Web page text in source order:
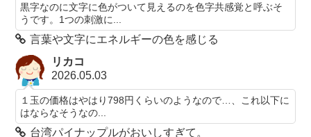
黒字なのに文字に色がついて見えるのを色字共感覚と呼ぶそ
うです。1つの刺激に...
言葉や文字にエネルギーの色を感じる
リカコ
2026.05.03
１玉の価格はやはり798円くらいのようなので…、これ以下に
はならなそうなの...
台湾パイナップルがおいしすぎて。